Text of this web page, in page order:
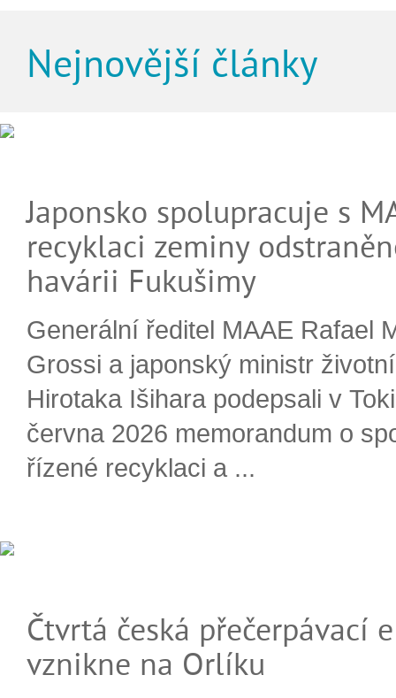
Nejnovější články
Japonsko spolupracuje s
recyklaci zeminy
havárii Fukušimy
Generální ředitel MAAE Rafael
Grossi a japonský ministr
Hirotaka Išihara podepsali v
června 2026 memorandum o
řízené recyklaci a ...
Čtvrtá česká přečerpávací
vznikne na Orlíku